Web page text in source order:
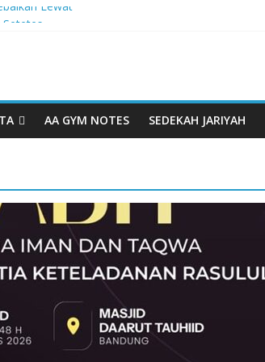
Lewat
Manfaat
Yayasan
Daarut Tauhiid
Tauhiid
Ketika
Menyatu di
Dakwah, Wakaf
Wakaf
AA GYM NOTES SEDEKAH JARIYAH